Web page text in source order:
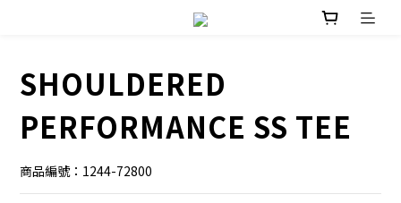
SHOULDERED
PERFORMANCE SS TEE
商品編號：1244-72800